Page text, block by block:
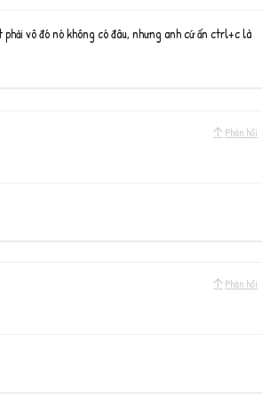
vô đó nó không có đâu, nhưng anh cứ ấn ctrl+c là
Phản hồi
Phản hồi